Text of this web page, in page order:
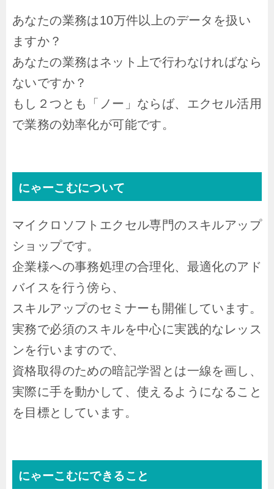
あなたの業務は10万件以上のデータを扱い
ますか？
あなたの業務はネット上で行わなければなら
ないですか？
もし２つとも「ノー」ならば、エクセル活用
で業務の効率化が可能です。
にゃーこむについて
マイクロソフトエクセル専門の スキルアップ
ショップです。
企業様への事務処理の合理化、最適化のアド
バイスを行う傍ら、
スキルアップのセミナーも開催しています。
実務で必須のスキルを中心に実践的なレッス
ンを行いますので、
資格取得のための暗記学習とは一線を画し、
実際に手を動かして、使えるようになること
を目標としています。
にゃーこむにできること